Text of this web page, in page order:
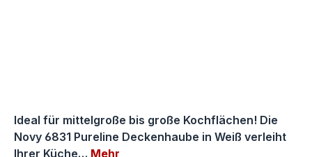
Ideal für mittelgroße bis große Kochflächen! Die
Novy 6831 Pureline Deckenhaube in Weiß verleiht
Ihrer Küche… Mehr